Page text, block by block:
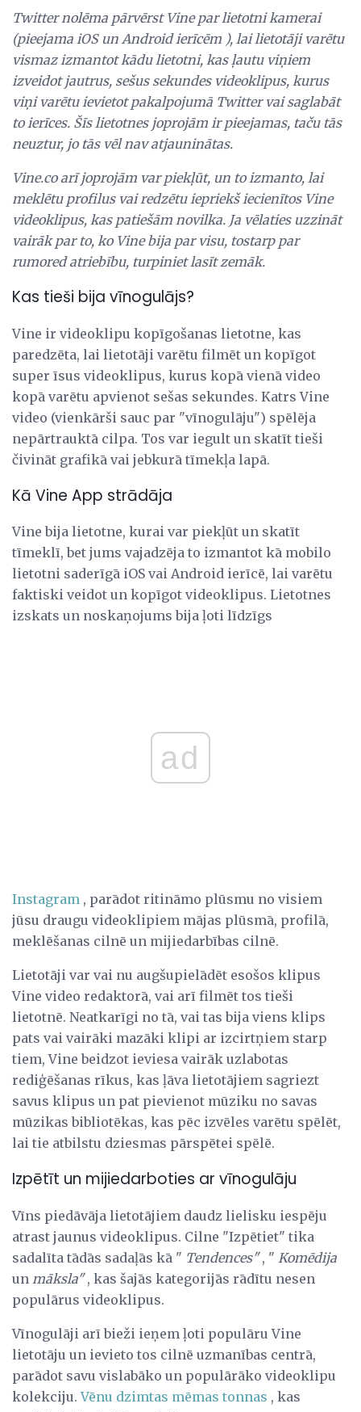
Twitter nolēma pārvērst Vine par lietotni kamerai
(pieejama iOS un Android ierīcēm ), lai lietotāji varētu
vismaz izmantot kādu lietotni, kas ļautu viņiem
izveidot jautrus, sešus sekundes videoklipus, kurus
viņi varētu ievietot pakalpojumā Twitter vai saglabāt
to ierīces. Šīs lietotnes joprojām ir pieejamas, taču tās
neuztur, jo tās vēl nav atjauninātas.
Vine.co arī joprojām var piekļūt, un to izmanto, lai
meklētu profilus vai redzētu iepriekš iecienītos Vine
videoklipus, kas patiešām novilka. Ja vēlaties uzzināt
vairāk par to, ko Vine bija par visu, tostarp par
rumored atriebību, turpiniet lasīt zemāk.
Kas tieši bija vīnogulājs?
Vine ir videoklipu kopīgošanas lietotne, kas
paredzēta, lai lietotāji varētu filmēt un kopīgot
super īsus videoklipus, kurus kopā vienā video
kopā varētu apvienot sešas sekundes. Katrs Vine
video (vienkārši sauc par "vīnogulāju") spēlēja
nepārtrauktā cilpa. Tos var iegult un skatīt tieši
čivināt grafikā vai jebkurā tīmekļa lapā.
Kā Vine App strādāja
Vine bija lietotne, kurai var piekļūt un skatīt
tīmeklī, bet jums vajadzēja to izmantot kā mobilo
lietotni saderīgā iOS vai Android ierīcē, lai varētu
faktiski veidot un kopīgot videoklipus. Lietotnes
izskats un noskaņojums bija ļoti līdzīgs
ad
Instagram , parādot ritināmo plūsmu no visiem
jūsu draugu videoklipiem mājas plūsmā, profilā,
meklēšanas cilnē un mijiedarbības cilnē.
Lietotāji var vai nu augšupielādēt esošos klipus
Vine video redaktorā, vai arī filmēt tos tieši
lietotnē. Neatkarīgi no tā, vai tas bija viens klips
pats vai vairāki mazāki klipi ar izcirtņiem starp
tiem, Vine beidzot ieviesa vairāk uzlabotas
rediģēšanas rīkus, kas ļāva lietotājiem sagriezt
savus klipus un pat pievienot mūziku no savas
mūzikas bibliotēkas, kas pēc izvēles varētu spēlēt,
lai tie atbilstu dziesmas pārspētei spēlē.
Izpētīt un mijiedarboties ar vīnogulāju
Vīns piedāvāja lietotājiem daudz lielisku iespēju
atrast jaunus videoklipus. Cilne "Izpētiet" tika
sadalīta tādās sadaļās kā " Tendences", " Komēdija
un māksla", kas šajās kategorijās rādītu nesen
populārus videoklipus.
Vīnogulāji arī bieži ieņem ļoti populāru Vine
lietotāju un ievieto tos cilnē uzmanības centrā,
parādot savu vislabāko un populārāko videoklipu
kolekciju.Vēnu dzimtas mēmas tonnas , kas